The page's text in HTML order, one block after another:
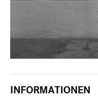
INFORMATIONEN